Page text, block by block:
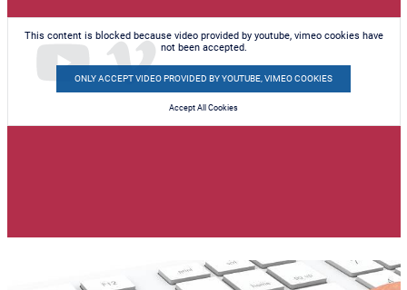
This content is blocked because video provided by youtube, vimeo cookies have
not been accepted.
ONLY ACCEPT VIDEO PROVIDED BY YOUTUBE, VIMEO COOKIES
Accept All Cookies